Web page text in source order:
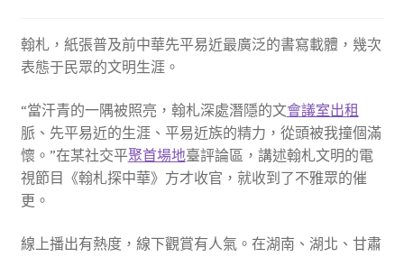
翰札，紙張普及前中華先平易近最廣泛的書寫載體，幾次
表態于民眾的文明生涯。
“當汗青的一隅被照亮，翰札深處潛隱的文會議室出租
脈、先平易近的生涯、平易近族的精力，從頭被我撞個滿
懷。”在某社交平聚首場地臺評論區，講述翰札文明的電
視節目《翰札探中華》方才收官，就收到了不雅眾的催
更。
線上播出有熱度，線下觀賞有人氣。在湖南、湖北、甘肅